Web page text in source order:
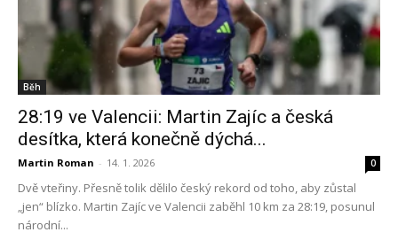
Běh
28:19 ve Valencii: Martin Zajíc a česká
desítka, která konečně dýchá...
Martin Roman - 14. 1. 2026 0
Dvě vteřiny. Přesně tolik dělilo český rekord od toho, aby zůstal
„jen“ blízko. Martin Zajíc ve Valencii zaběhl 10 km za 28:19, posunul
národní...